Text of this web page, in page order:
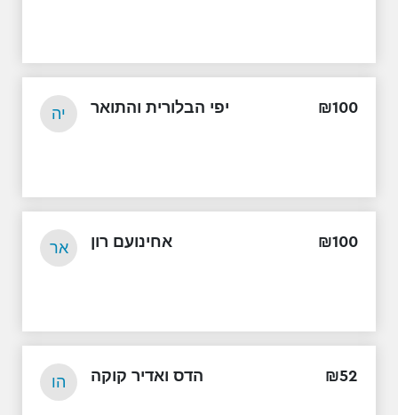
יה יפי הבלורית והתואר ₪100
אר אחינועם רון ₪100
הו הדס ואדיר קוקה ₪52